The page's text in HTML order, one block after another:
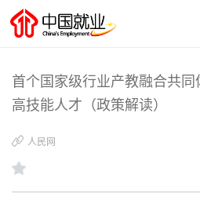
首个国家级行业产教融合共
高技能人才（政策解读）
人民网